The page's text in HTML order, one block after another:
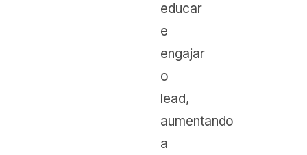
educar
e
engajar
o
lead,
aumentando
a